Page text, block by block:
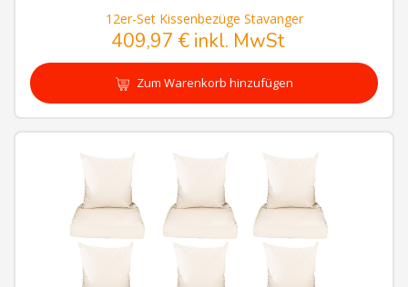
12er-Set Kissenbezüge Stavanger
409,97 € inkl. MwSt
Zum Warenkorb hinzufügen